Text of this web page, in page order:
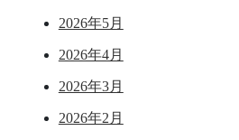
2026年5月
2026年4月
2026年3月
2026年2月